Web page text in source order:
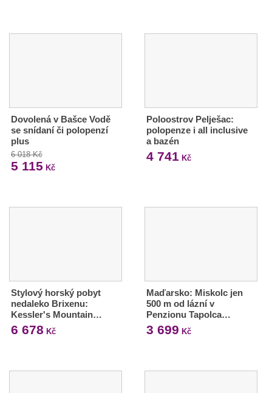
Dovolená v Bašce Vodě
se snídaní či polopenzí
plus
6 018 Kč
5 115 Kč
Poloostrov Pelješac:
polopenze i all inclusive
a bazén
4 741 Kč
Stylový horský pobyt
nedaleko Brixenu:
Kessler's Mountain…
6 678 Kč
Maďarsko: Miskolc jen
500 m od lázní v
Penzionu Tapolca…
3 699 Kč